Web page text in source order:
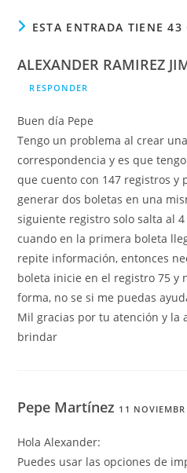
ESTA ENTRADA TIENE 43
ALEXANDER RAMIREZ
RESPONDER
Buen día Pepe
Tengo un problema al crear
correspondencia y es que
que cuento con 147 registros y
generar dos boletas en una
siguiente registro solo salta al
cuando en la primera boleta
repite información, entonces
boleta inicie en el registro 75 y
forma, no se si me puedas
Mil gracias por tu atención y la
brindar
Pepe Martínez 11
Hola Alexander:
Puedes usar las opciones de